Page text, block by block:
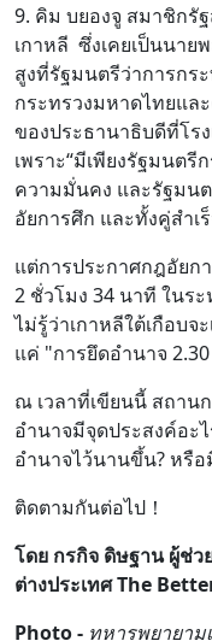
9. คิม บยองจู สมาชิกรั
เกาหลี ซึ่งเคยเป็นนาย
สูงที่รัฐมนตรีว่าการกร
กระทรวงมหาดไทยแล
ของประธานาธิบดีที่โร
เพราะ“มีเพียงรัฐมนต
ความมั่นคง และรัฐมน
อัยการศึก และทั้งคู่สำเ
แต่การประกาศกฎอัยก
2 ชั่วโมง 34 นาที ในร
ไม่รู้ว่าเกาหลีใต้เกือบ
แค่ "การยึดอำนาจ
ณ เวลาที่เขียนนี้ สถาน
อำนาจมีจุดประสงค์อะ
อำนาจไว้นานขึ้น? หรื
ติดตามกันต่อไป！
โดย กรกิจ ดิษฐาน ผู้ช่
ต่างประเทศ The
Photo - ทหารพยายาม